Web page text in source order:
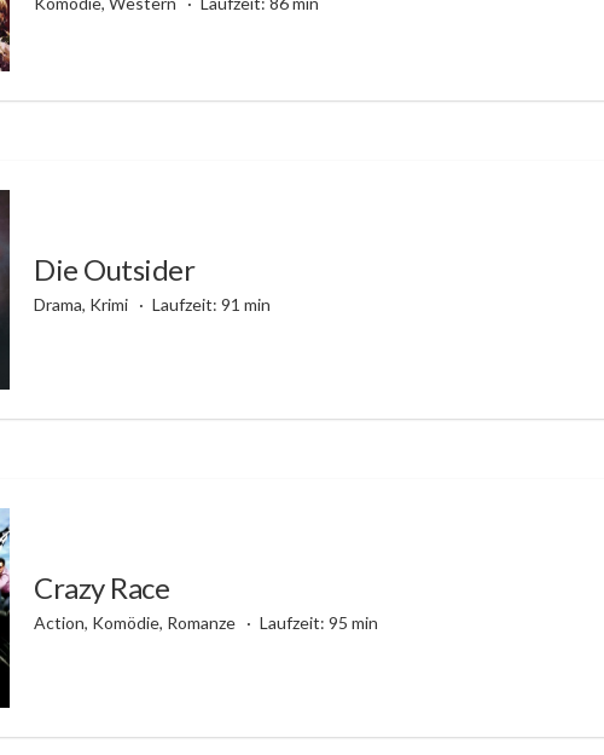
Die Outsider
Drama, Krimi Laufzeit: 91 min
Crazy Race
Action, Komödie, Romanze Laufzeit: 95 min